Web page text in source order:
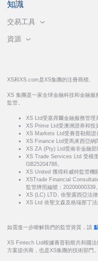
知識
交易工具
資源
XS和XS.com是XS集團的注冊商標。
XS 集團是一家全球金融科技和金融服
監管。
XS Ltd受塞席爾金融服務管理
XS Prime Ltd受澳洲證券和投
XS Markets Ltd受賽普勒斯證
XS Finance Ltd受馬來西亞納
XS ZA (Pty) Ltd受南非金融部
XS Trade Services Ltd 受模
GB25204786。
XS United 獲得科威特監管機
XSTrade Financial
監管牌照編號：20200000339。
XS (LC) LTD. 依聖露西亞法
XS Ltd 依聖文森及格瑞那丁
如需進一步瞭解我們的監管資質，請
XS Fintech Ltd根據賽普勒斯共和國
方案提供商，也是XS集團的技術部門。